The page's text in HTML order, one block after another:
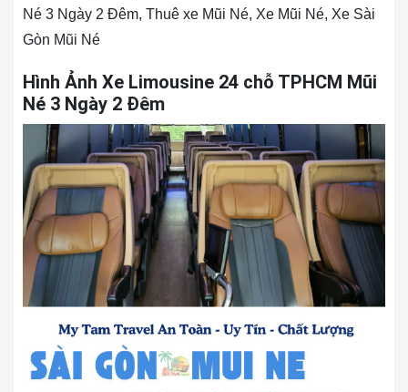
Né 3 Ngày 2 Đêm, Thuê xe Mũi Né, Xe Mũi Né, Xe Sài
Gòn Mũi Né
Hình Ảnh Xe Limousine 24 chỗ TPHCM Mũi
Né 3 Ngày 2 Đêm